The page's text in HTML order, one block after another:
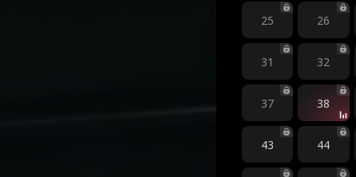
25 26
31 32
37 38
43 44